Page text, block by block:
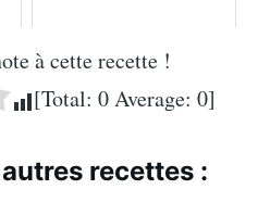
à cette recette !
[Total: 0Average: 0]
recettes :